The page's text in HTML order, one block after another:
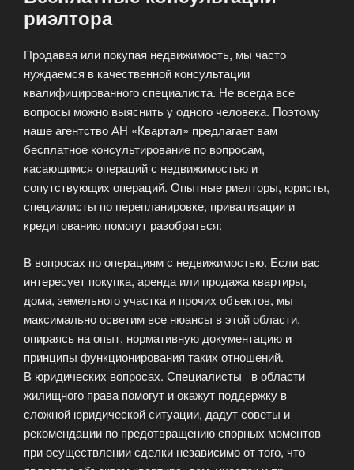
риэлтора
Продавая или покупая недвижимость, мы часто
нуждаемся в качественной консультации
квалифицированного специалиста. Не всегда все
вопросы можно выяснить у одного человека. Поэтому
наше агентство АН «Квартал» предлагает вам
бесплатное консультирование по вопросам,
касающимся операций с недвижимостью и
сопутствующих операций. Опытные риелторы, юристы,
специалисты по перепланировке, приватизации и
кредитованию помогут разобраться:
В вопросах по операциям с недвижимостью. Если вас
интересует покупка, аренда или продажа квартиры,
дома, земельного участка и прочих объектов, мы
максимально осветим все нюансы в этой области,
опираясь на опыт, нормативную документацию и
принципы функционирования таких отношений.
В юридических вопросах. Специалисты в области
жилищного права помогут и окажут поддержку в
сложной юридической ситуации, дадут советы и
рекомендации по предотвращению спорных моментов
при осуществлении сделки независимо от того, что